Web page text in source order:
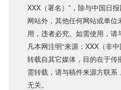
XXX（署名）”，除与中国日
网站外，其他任何网站或单位
用，违者必究。如需使用，请
凡本网注明“来源：XXX（非
转载自其它媒体，目的在于传
需转载，请与稿件来源方联系
无关。